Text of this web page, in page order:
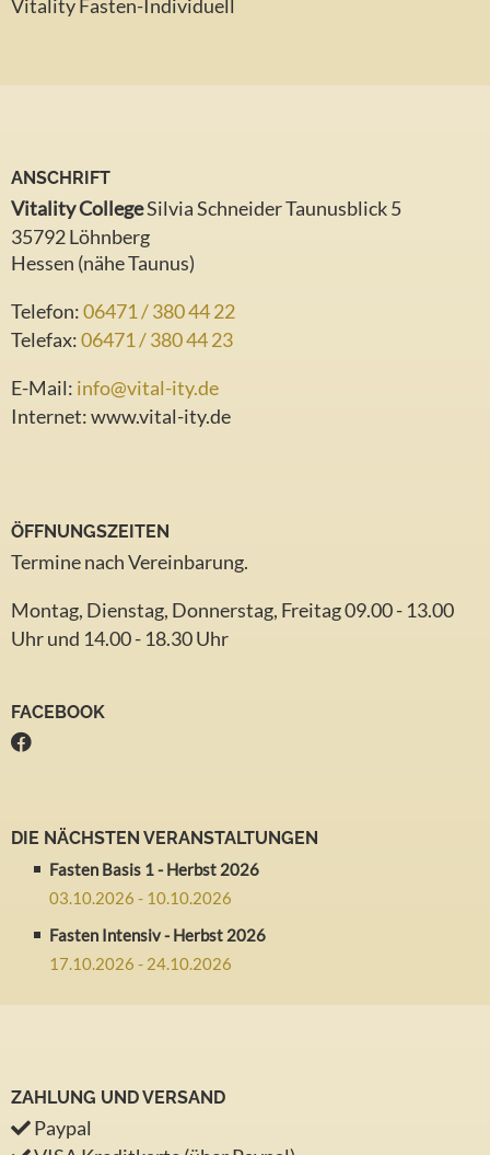
Vitality Fasten-Individuell
ANSCHRIFT
Vitality CollegeSilvia Schneider Taunusblick 5
35792 Löhnberg
Hessen (nähe Taunus)
Telefon:06471 / 380 44 22
Telefax:06471 / 380 44 23
E-Mail: info@vital-ity.de
Internet:www.vital-ity.de
ÖFFNUNGSZEITEN
Termine nach Vereinbarung.
Montag, Dienstag, Donnerstag, Freitag 09.00 - 13.00
Uhr und 14.00 - 18.30 Uhr
FACEBOOK
DIE NÄCHSTEN VERANSTALTUNGEN
Fasten Basis 1 - Herbst 2026
03.10.2026 - 10.10.2026
Fasten Intensiv - Herbst 2026
17.10.2026 - 24.10.2026
ZAHLUNG UND VERSAND
Paypal